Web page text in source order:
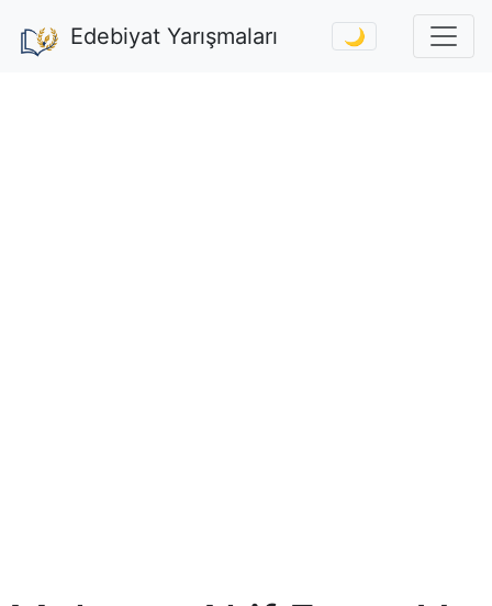
Edebiyat Yarışmaları 🌙